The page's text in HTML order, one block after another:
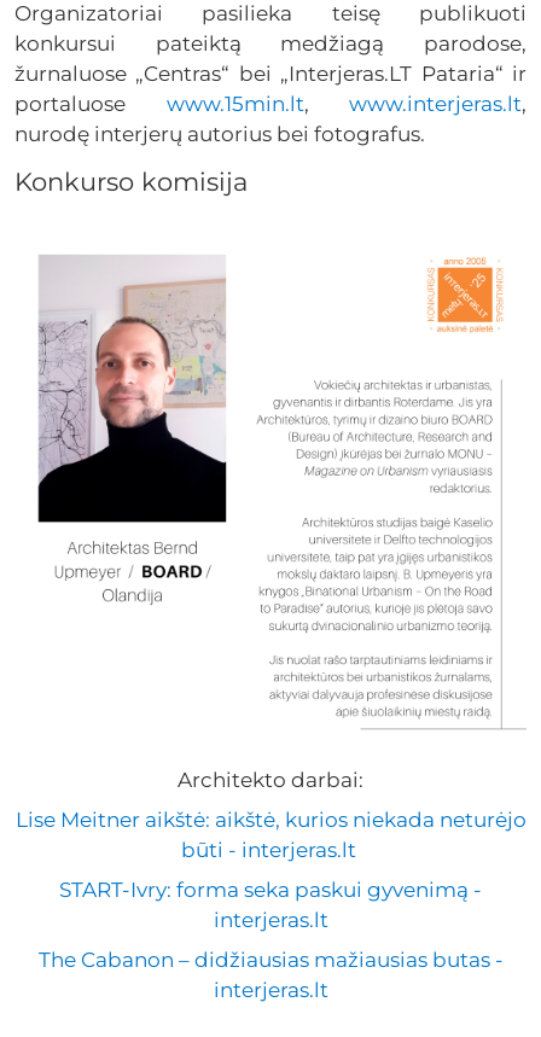
Organizatoriai pasilieka teisę publikuoti
konkursui pateiktą medžiagą parodose,
žurnaluose „Centras“ bei „Interjeras.LT Pataria“ ir
portaluose www.15min.lt, www.interjeras.lt,
nurodę interjerų autorius bei fotografus.
Konkurso komisija
Architekto darbai:
Lise Meitner aikštė: aikštė, kurios niekada neturėjo
būti - interjeras.lt
START-Ivry: forma seka paskui gyvenimą -
interjeras.lt
The Cabanon – didžiausias mažiausias butas -
interjeras.lt